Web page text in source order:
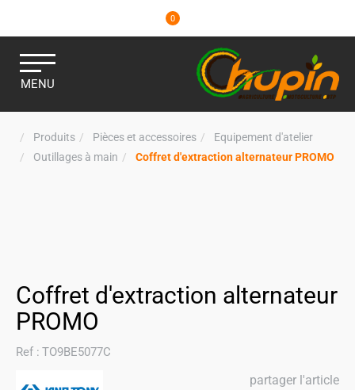
0
MENU
Produits Pièces et accessoires
Equipement d'atelier
Outillages à main
Coffret d'extraction alternateur PROMO
Coffret d'extraction alternateur
PROMO
Ref : TO9BE5077C
partager l'article